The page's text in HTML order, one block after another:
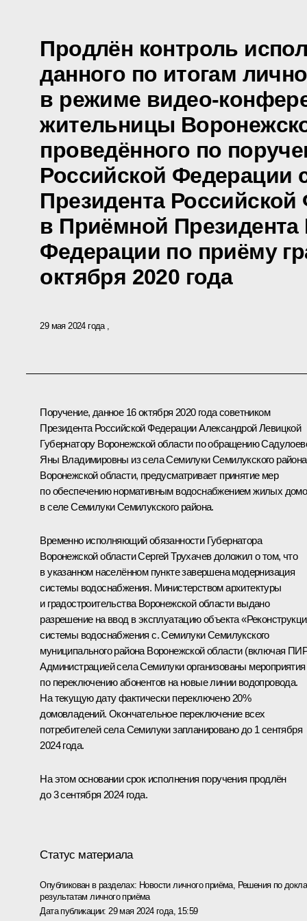
Продлён контроль
данного по итогам
в режиме видео-
жительницы
проведённого по
Российской Федерации
Президента
в Приёмной Президента
Федерации по приёму
октября 2020 года
29 мая 2024 года
Поручение, данное 16 октября 2020 года советником
Президента Российской Федерации Александрой Левицкой
Губернатору Воронежской области по обращению
Яны Владимировны из села Семилуки Семилукского района
Воронежской области, предусматривает принятие мер
по обеспечению нормативным водоснабжением жилых
в селе Семилуки Семилукского района.
Временно исполняющий обязанности Губернатора
Воронежской области Сергей Трухачев доложил о том, что
в указанном населённом пункте завершена модернизация
системы водоснабжения. Министерством архитектуры
и градостроительства Воронежской области выдано
разрешение на ввод в эксплуатацию объекта
системы водоснабжения с. Семилуки Семилукского
муниципального района Воронежской области (включая
Администрацией села Семилуки организованы мероприятия
по переключению абонентов на новые линии водопровода.
На текущую дату фактически переключено 20%
домовладений. Окончательное переключение всех
потребителей села Семилуки запланировано до 1 сентября
2024 года.
На этом основании срок исполнения поручения продлён
до 3 сентября 2024 года.
Статус материала
Опубликован в разделах: Новости личного приёма, Решения по
результатам личного приёма
Дата публикации: 29 мая 2024 года, 15:59